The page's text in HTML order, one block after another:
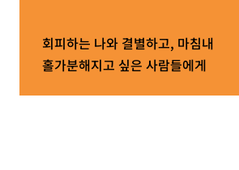
QUOTE
COUNSELING
회피하는 나와 결별하고, 마침내
홀가분해지고 싶은 사람들에게